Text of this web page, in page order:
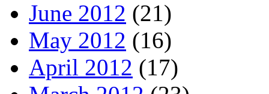
June 2012 (21)
May 2012 (16)
April 2012 (17)